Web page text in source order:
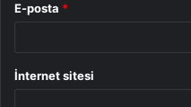
E-posta *
İnternet sitesi